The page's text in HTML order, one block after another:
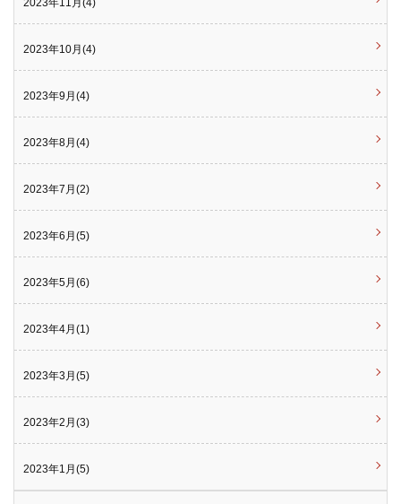
2023年11月(4)
2023年10月(4)
2023年9月(4)
2023年8月(4)
2023年7月(2)
2023年6月(5)
2023年5月(6)
2023年4月(1)
2023年3月(5)
2023年2月(3)
2023年1月(5)